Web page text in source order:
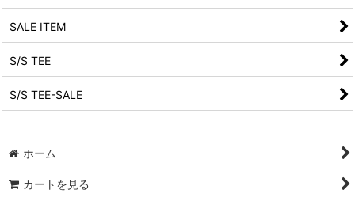
SALE ITEM
S/S TEE
S/S TEE-SALE
ホーム
カートを見る